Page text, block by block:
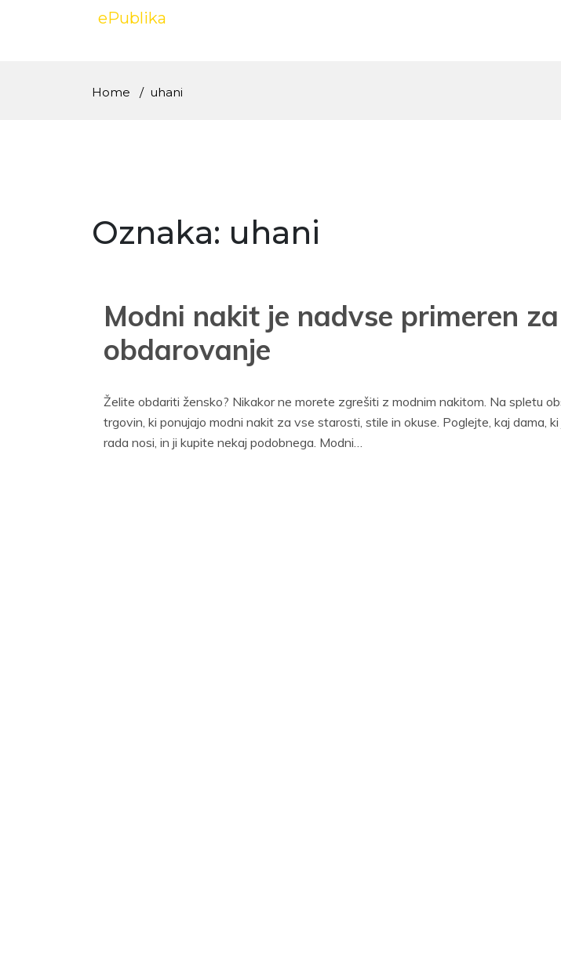
ePublika
Home uhani
Oznaka: uhani
Modni nakit je nadvse primeren za
obdarovanje
Želite obdariti žensko? Nikakor ne morete zgrešiti z modnim nakitom. Na spletu
trgovin, ki ponujajo modni nakit za vse starosti, stile in okuse. Poglejte, kaj dama,
rada nosi, in ji kupite nekaj podobnega. Modni…